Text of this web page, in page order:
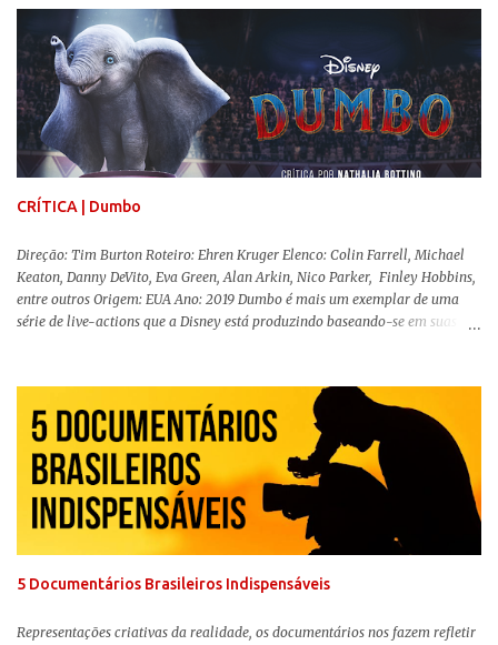
Comics . É importante ressaltar que este não é um filme de herói. E muito
menos de vilão. O longa de Todd Phillips (Se Beber, Não Case!) segue uma
trajetória profunda do reflexo da corrupção da sociedade na vida de um ser
humano, capaz de causar perturbação e desconforto do inicio ao fim da
projeção, e por mais um bom tempo após deixar o cinema. Trata-se de
uma obra difícil de ser "digerida", pois lida com temas sensíveis, como
abuso, doença mental, bullying e violência física. Todo esse turbilhão de
informações molda a mente d...
CRÍTICA | Dumbo
Direção: Tim Burton Roteiro: Ehren Kruger Elenco: Colin Farrell, Michael
Keaton, Danny DeVito, Eva Green, Alan Arkin, Nico Parker, Finley Hobbins,
entre outros Origem: EUA Ano: 2019 Dumbo é mais um exemplar de uma
série de live-actions que a Disney está produzindo baseando-se em suas
remake , já que a história do elefantinho voador foi reinventada de forma
mais realista, se adequando perfeitamente a proposta. Não há animais
falantes, por exemplo, mas nem por isso o tom lúdico e infantil é deixado
de lado. Apesar da relevância histórica, o filme supera a animação original
em termos visuais e narrativos, , superando a animação original em termos
visuais e narrativos. A história começa quando o pai das crianças, Holt
Ferrier (Colin Farrell), uma ex-estrela de circo, volta da guerra e se depara
5 Documentários Brasileiros Indispensáveis
Representações criativas da realidade, os documentários nos fazem refletir